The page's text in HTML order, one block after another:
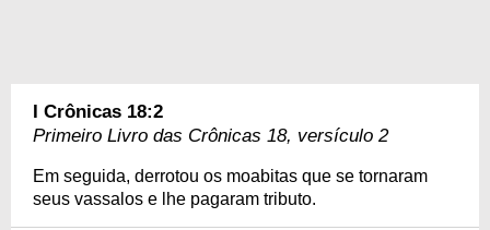
I Crônicas 18:2
Primeiro Livro das Crônicas 18, versículo 2
Em seguida, derrotou os moabitas que se tornaram
seus vassalos e lhe pagaram tributo.